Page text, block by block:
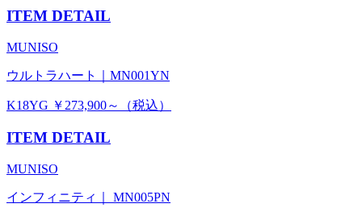
ITEM DETAIL
MUNISO
ウルトラハート｜MN001YN
K18YG ￥273,900～（税込）
ITEM DETAIL
MUNISO
インフィニティ｜ MN005PN